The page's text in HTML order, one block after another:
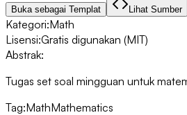
Buka sebagai Templat Lihat Sumber
Kategori:Math
Lisensi:Gratis digunakan (MIT)
Abstrak:
Tugas set soal mingguan untuk
Tag:MathMathematics